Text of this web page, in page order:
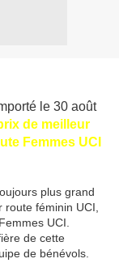
le 30 août
de meilleur
Femmes UCI
plus grand
féminin UCI,
UCI.
de cette
de bénévols.